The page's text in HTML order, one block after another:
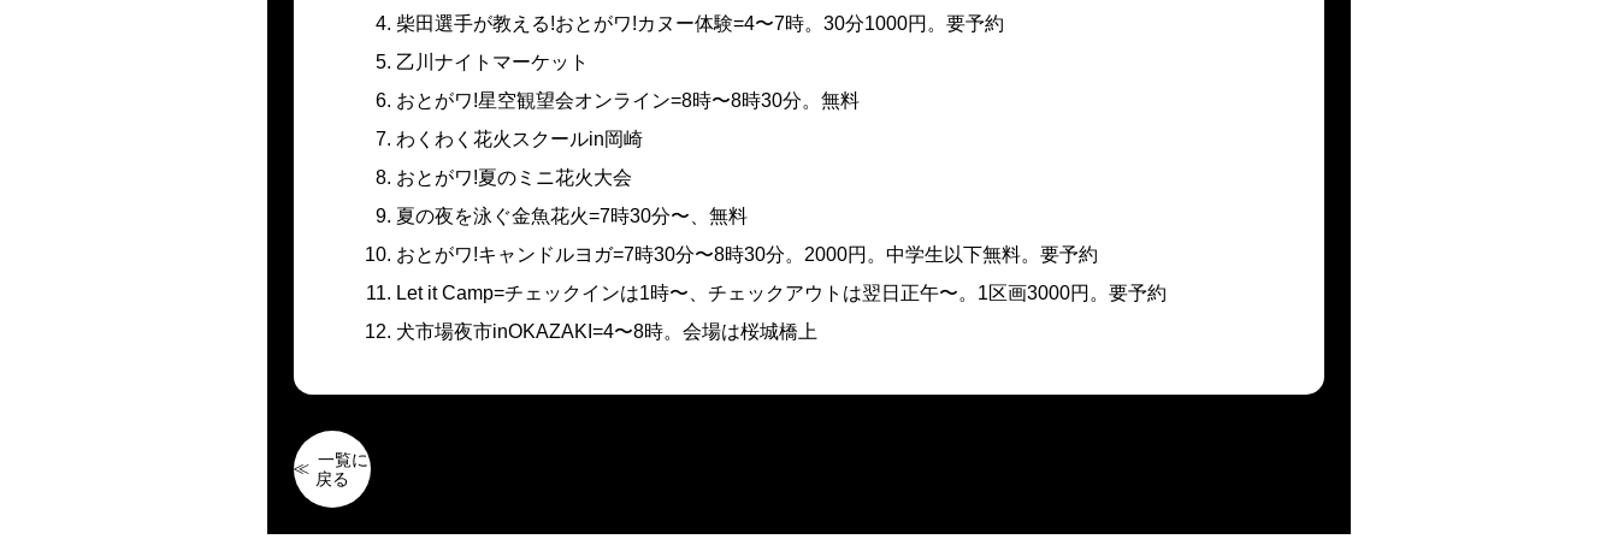
柴田選手が教える!おとがワ!カヌー体験=4〜7時。30分1000円。要予約
乙川ナイトマーケット
おとがワ!星空観望会オンライン=8時〜8時30分。無料
わくわく花火スクールin岡崎
おとがワ!夏のミニ花火大会
夏の夜を泳ぐ金魚花火=7時30分〜、無料
おとがワ!キャンドルヨガ=7時30分〜8時30分。2000円。中学生以下無料。要予約
Let it Camp=チェックインは1時〜、チェックアウトは翌日正午〜。1区画3000円。要予約
犬市場夜市inOKAZAKI=4〜8時。会場は桜城橋上
一覧に
戻る